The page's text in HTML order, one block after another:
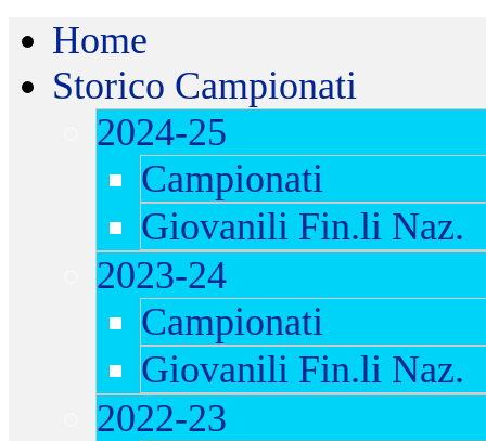
Home
Storico Campionati
2024-25
Campionati
Giovanili Fin.li Naz.
2023-24
Campionati
Giovanili Fin.li Naz.
2022-23